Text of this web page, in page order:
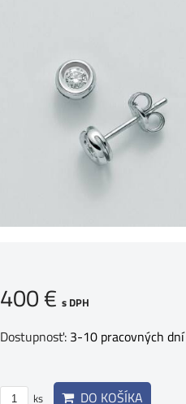
400 €s DPH
Dostupnosť: 3-10 pracovných dní
ks DO KOŠÍKA